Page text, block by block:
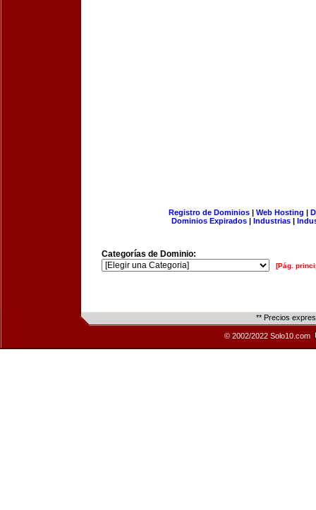
Registro de Dominios| Web Hosting |
Dominios Expirados | Industrias |
Categorías de Dominio:
[Pág.
** Precios
© 2002/2022 Solo10.com